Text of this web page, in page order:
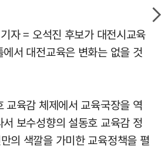
자 = 오석진 후보가 대전시교육
서 대전교육은 변화는 없을 것
교육감 체제에서 교육국장을 역
보수성향의 설동호 교육감 정
의 색깔을 가미한 교육정책을 펼